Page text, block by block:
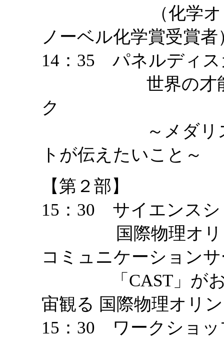
（化学オリンピ
ノーベル化学賞受賞者
14：35 パネルディス
世界の才能が伝
ク
～メダリストに
トが伝えたいこと～
【第２部】
15：30 サイエンスシ
国際物理オリン
コミュニケーション
「CAST」がお届
宙観る 国際物理オリ
15：30 ワークショ